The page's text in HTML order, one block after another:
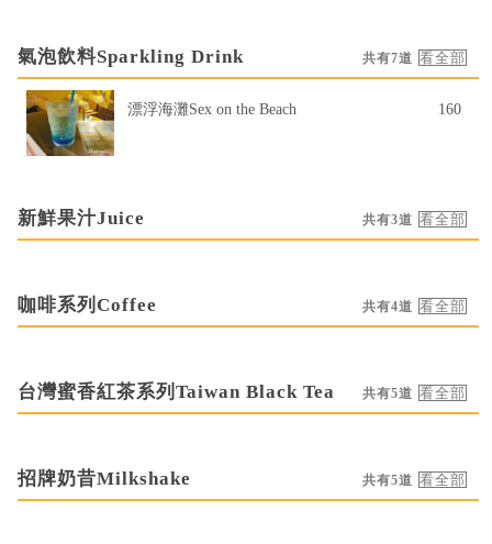
氣泡飲料Sparkling Drink 共有7道
漂浮海灘Sex on the Beach 160
新鮮果汁Juice 共有3道
咖啡系列Coffee 共有4道
台灣蜜香紅茶系列Taiwan Black Tea 共有5道
招牌奶昔Milkshake 共有5道